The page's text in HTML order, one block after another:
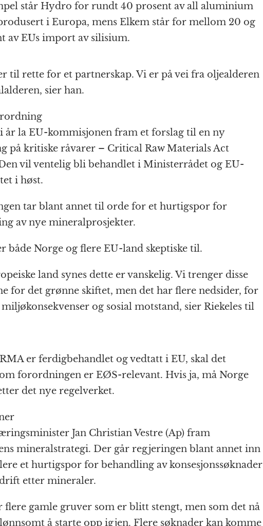
står Hydro for rundt 40 prosent av all aluminium
i Europa, mens Elkem står for mellom 20 og
av EUs import av silisium.
til rette for et partnerskap. Vi er på vei fra oljealderen
sier han.
år la EU-kommisjonen fram et forslag til en ny
på kritiske råvarer – Critical Raw Materials Act
vil ventelig bli behandlet i Ministerrådet og EU-
i høst.
tar blant annet til orde for et hurtigspor for
av nye mineralprosjekter.
både Norge og flere EU-land skeptiske til.
land synes dette er vanskelig. Vi trenger disse
for det grønne skiftet, men det har flere nedsider, for
og sosial motstand, sier Riekeles til
er ferdigbehandlet og vedtatt i EU, skal det
forordningen er EØS-relevant. Hvis ja, må Norge
det nye regelverket.
Jan Christian Vestre (Ap) fram
mineralstrategi. Der går regjeringen blant annet inn
et hurtigspor for behandling av konsesjonssøknader
etter mineraler.
flere gamle gruver som er blitt stengt, men som det nå
å starte opp igjen. Flere søknader kan komme